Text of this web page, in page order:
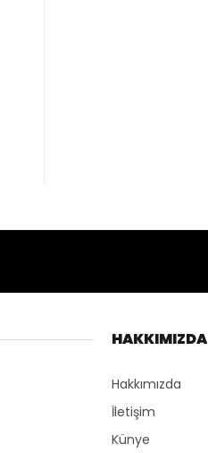
HAKKIMIZDA
Hakkımızda
İletişim
Künye